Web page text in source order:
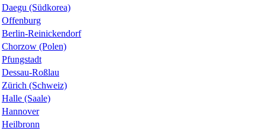
Daegu (Südkorea)
Offenburg
Berlin-Reinickendorf
Chorzow (Polen)
Pfungstadt
Dessau-Roßlau
Zürich (Schweiz)
Halle (Saale)
Hannover
Heilbronn